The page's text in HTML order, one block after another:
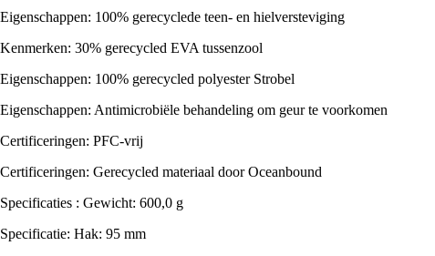
Eigenschappen: 100% gerecyclede teen- en hielversteviging
Kenmerken: 30% gerecycled EVA tussenzool
Eigenschappen: 100% gerecycled polyester Strobel
Eigenschappen: Antimicrobiële behandeling om geur te voorkomen
Certificeringen: PFC-vrij
Certificeringen: Gerecycled materiaal door Oceanbound
Specificaties : Gewicht: 600,0 g
Specificatie: Hak: 95 mm